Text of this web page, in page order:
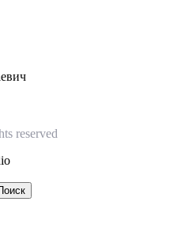
reserved